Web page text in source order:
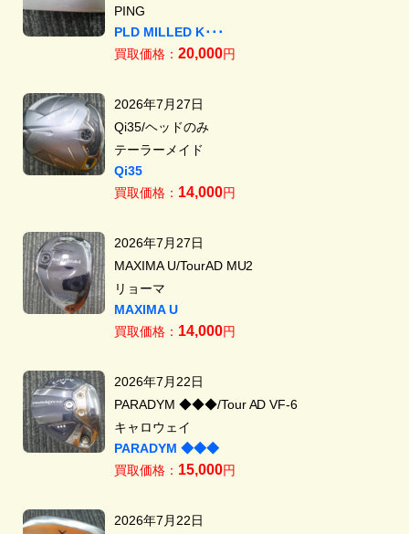
PING
PLD MILLED K･･･
買取価格： 20,000円
2026年7月27日
Qi35/ヘッドのみ
テーラーメイド
Qi35
買取価格： 14,000円
2026年7月27日
MAXIMA U/TourAD MU2
リョーマ
MAXIMA U
買取価格： 14,000円
2026年7月22日
PARADYM ◆◆◆/Tour AD VF-6
キャロウェイ
PARADYM ◆◆◆
買取価格： 15,000円
2026年7月22日